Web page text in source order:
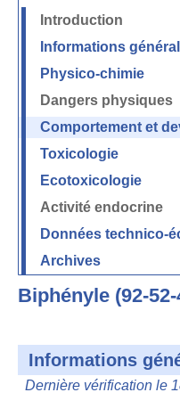
Introduction
Informations
Physico-chimie
Dangers physiques
Comportement et
Toxicologie
Ecotoxicologie
Activité endocrine
Données technico-
Archives
Biphényle (92-52-
Informations
Dernière vérification le